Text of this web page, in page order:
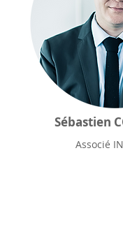
Associé
Sébastien